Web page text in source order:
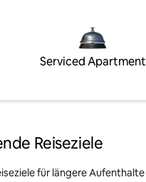
Serviced Apartment
Reiseziele
für längere Aufenthalte